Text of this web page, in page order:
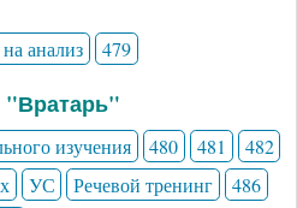
анализ 479
"Вратарь"
изучения 480 481
482
УС Речевой тренинг
486